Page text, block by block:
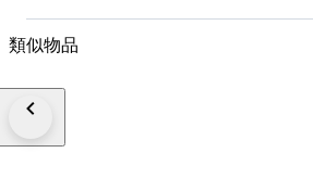
referencia pirata a la obra.
類似物品